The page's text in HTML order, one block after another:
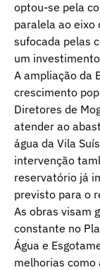
optou-se pela
paralela ao eixo
sufocada pelas
um
A ampliação da
crescimento
Diretores de
atender ao
água da Vila
intervenção
reservatório já
previsto para o
As obras visam
constante no
Água e
melhorias como